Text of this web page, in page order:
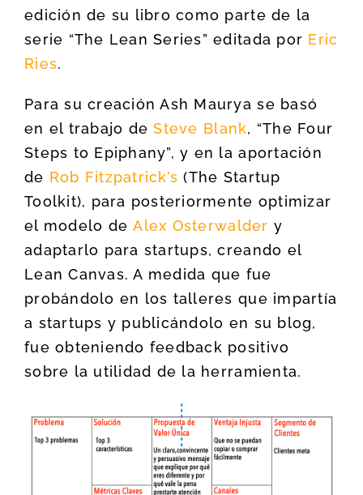
edición de su libro como parte de la
serie “The Lean Series” editada por Eric
Ries.
Para su creación Ash Maurya se basó
en el trabajo deSteve Blank, “The Four
Steps to Epiphany”, y en la aportación
de Rob Fitzpatrick’s (The Startup
Toolkit), para posteriormente optimizar
el modelo deAlex Osterwalder y
adaptarlo para startups, creando el
Lean Canvas. A medida que fue
probándolo en los talleres que impartía
a startups y publicándolo en su blog,
fue obteniendo feedback positivo
sobre la utilidad de la herramienta.